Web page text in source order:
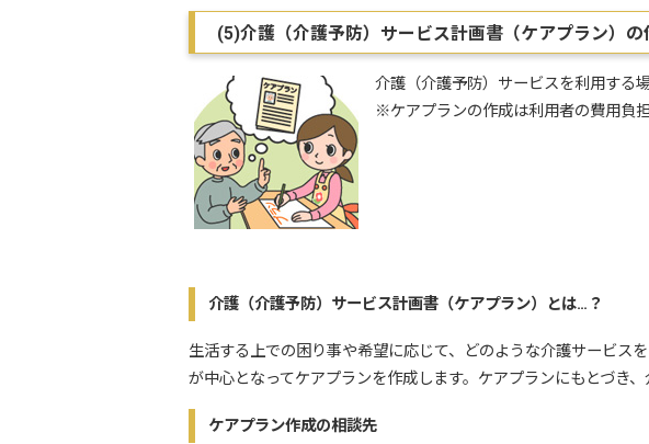
(5)介護（介護予防）サービス計画書（ケアプラン）の
介護（介護予防）サービスを利用する
※ケアプランの作成は利用者の費用負担
介護（介護予防）サービス計画書（ケアプラン）とは…？
生活する上での困り事や希望に応じて、どのような介護サービス
が中心となってケアプランを作成します。ケアプランにもとづき
ケアプラン作成の相談先